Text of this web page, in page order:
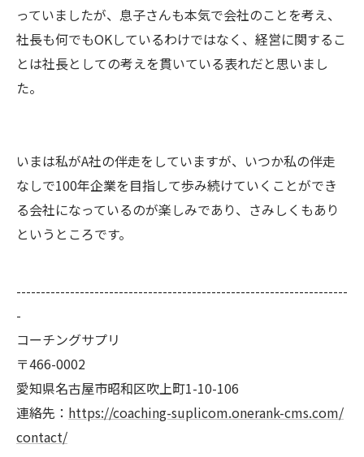
っていましたが、息子さんも本気で会社のことを考え、
社長も何でもOKしているわけではなく、経営に関するこ
とは社長としての考えを貫いている表れだと思いまし
た。
いまは私がA社の伴走をしていますが、いつか私の伴走
なしで100年企業を目指して歩み続けていくことができ
る会社になっているのが楽しみであり、さみしくもあり
というところです。
--------------------------------------------------------------------
-
コーチングサプリ
〒466-0002
愛知県名古屋市昭和区吹上町1-10-106
連絡先： https://coaching-suplicom.onerank-cms.com/
contact/